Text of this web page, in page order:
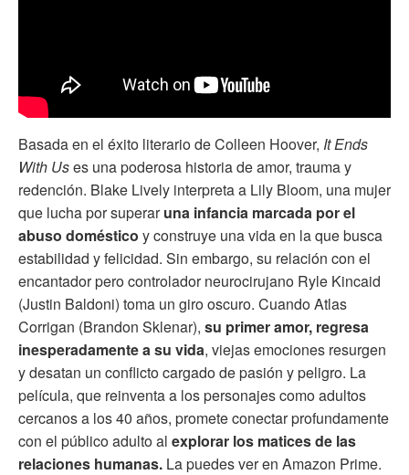
Basada en el éxito literario de Colleen Hoover, It Ends
With Uses una poderosa historia de amor, trauma y
redención. Blake Lively interpreta a Lily Bloom, una mujer
que lucha por superaruna infancia marcada por el
abuso doméstico y construye una vida en la que busca
estabilidad y felicidad. Sin embargo, su relación con el
encantador pero controlador neurocirujano Ryle Kincaid
(Justin Baldoni) toma un giro oscuro. Cuando Atlas
Corrigan (Brandon Sklenar), su primer amor, regresa
inesperadamente a su vida, viejas emociones resurgen
y desatan un conflicto cargado de pasión y peligro. La
película, que reinventa a los personajes como adultos
cercanos a los 40 años, promete conectar profundamente
con el público adulto al explorar los matices de las
relaciones humanas. La puedes ver en Amazon Prime.